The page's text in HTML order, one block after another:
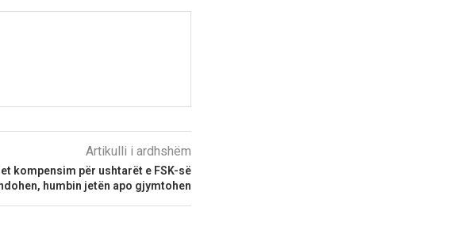
Artikulli i ardhshëm
kompensim për ushtarët e FSK-së
humbin jetën apo gjymtohen